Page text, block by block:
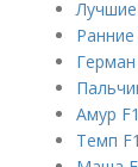
Герман
Амур F1
Темп F1